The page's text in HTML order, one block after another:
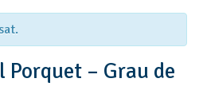
– Grau de